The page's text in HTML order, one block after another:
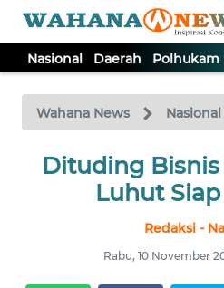
Nasional Daerah Polhukam
Wahana News Nasional
Dituding Bisnis
Luhut
Redaksi -
Rabu, 10 November
TV
Tutup
NASIONAL